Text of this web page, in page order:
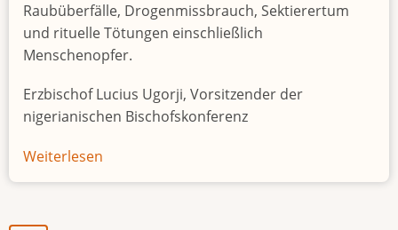
Raubüberfälle, Drogenmissbrauch, Sektierertum
und rituelle Tötungen einschließlich
Menschenopfer.
Erzbischof Lucius Ugorji, Vorsitzender der
nigerianischen Bischofskonferenz
Weiterlesen
Jugendarbeitslosigkeit